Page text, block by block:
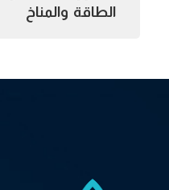
الطاقة والمناخ